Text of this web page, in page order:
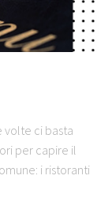
volte ci basta
per capire il
i ristoranti